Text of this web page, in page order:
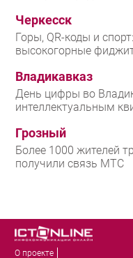
Черкесск
Горы, QR-коды и
высокогорные
Владикавказ
День цифры во
интеллектуальным
Грозный
Более 1000 жителей
получили связь МТС
О проекте